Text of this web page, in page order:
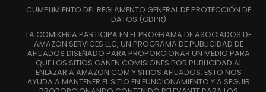
CUMPLIMIENTO DEL REGLAMENTO GENERAL DE PROTECCIÓN DE
DATOS (GDPR)
LA COMIKERIA PARTICIPA EN EL PROGRAMA DE ASOCIADOS DE
AMAZON SERVICES LLC, UN PROGRAMA DE PUBLICIDAD DE
AFILIADOS DISEÑADO PARA PROPORCIONAR UN MEDIO PARA
QUE LOS SITIOS GANEN COMISIONES POR PUBLICIDAD AL
ENLAZAR A AMAZON.COM Y SITIOS AFILIADOS. ESTO NOS
AYUDA A MANTENER EL SITIO EN FUNCIONAMIENTO Y A SEGUIR